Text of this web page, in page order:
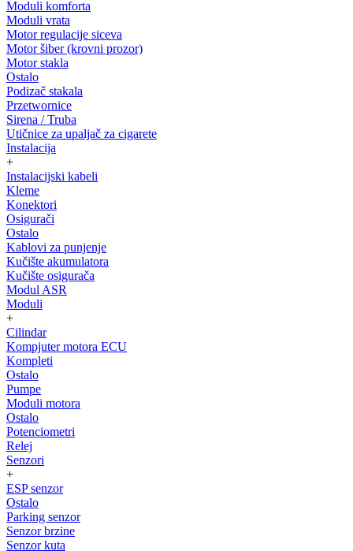
Moduli komforta
Moduli vrata
Motor regulacije siceva
Motor šiber (krovni prozor)
Motor stakla
Ostalo
Podizač stakala
Przetwornice
Sirena / Truba
Utičnice za upaljač za cigarete
Instalacija
+
Instalacijski kabeli
Kleme
Konektori
Osigurači
Ostalo
Kablovi za punjenje
Kučište akumulatora
Kučište osigurača
Modul ASR
Moduli
+
Cilindar
Kompjuter motora ECU
Kompleti
Ostalo
Pumpe
Moduli motora
Ostalo
Potenciometri
Relej
Senzori
+
ESP senzor
Ostalo
Parking senzor
Senzor brzine
Senzor kuta